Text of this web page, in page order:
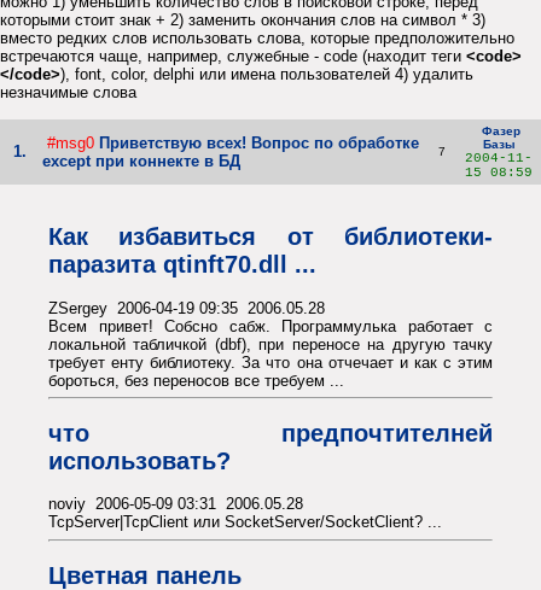
которыми стоит знак + 2) заменить окончания слов на символ * 3)
вместо редких слов использовать слова, которые предположительно
встречаются чаще, например, служебные - code (находит теги <code>
</code>), font, color, delphi или имена пользователей 4) удалить
незначимые слова
1. #msg0 Приветствую всех! Вопрос по обработке
except при коннекте в БД
7
Фазер
Базы
2004-11-
15 08:59
Как избавиться от библиотеки-
паразита qtinft70.dll ...
ZSergey 2006-04-19 09:35 2006.05.28
Всем привет! Собсно сабж. Программулька работает с
локальной табличкой (dbf), при переносе на другую тачку
требует енту библиотеку. За что она отчечает и как с этим
бороться, без переносов все требуем ...
что предпочтителней
использовать?
noviy 2006-05-09 03:31 2006.05.28
TcpServer|TcpClient или SocketServer/SocketClient? ...
Цветная панель